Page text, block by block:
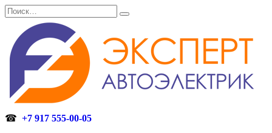
Перейти
к
содержанию
Search
for:
☎ +7 917 555-00-05